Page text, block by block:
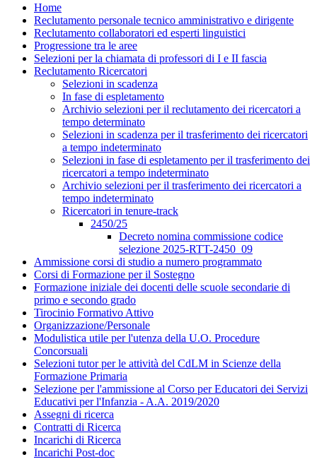
Home
Reclutamento personale tecnico amministrativo e dirigente
Reclutamento collaboratori ed esperti linguistici
Progressione tra le aree
Selezioni per la chiamata di professori di I e II fascia
Reclutamento Ricercatori
Selezioni in scadenza
In fase di espletamento
Archivio selezioni per il reclutamento dei ricercatori a
tempo determinato
Selezioni in scadenza per il trasferimento dei ricercatori
a tempo indeterminato
Selezioni in fase di espletamento per il trasferimento dei
ricercatori a tempo indeterminato
Archivio selezioni per il trasferimento dei ricercatori a
tempo indeterminato
Ricercatori in tenure-track
2450/25
Decreto nomina commissione codice
selezione 2025-RTT-2450_09
Ammissione corsi di studio a numero programmato
Corsi di Formazione per il Sostegno
Formazione iniziale dei docenti delle scuole secondarie di
primo e secondo grado
Tirocinio Formativo Attivo
Organizzazione/Personale
Modulistica utile per l'utenza della U.O. Procedure
Concorsuali
Selezioni tutor per le attività del CdLM in Scienze della
Formazione Primaria
Selezione per l'ammissione al Corso per Educatori dei Servizi
Educativi per l'Infanzia - A.A. 2019/2020
Assegni di ricerca
Contratti di Ricerca
Incarichi di Ricerca
Incarichi Post-doc